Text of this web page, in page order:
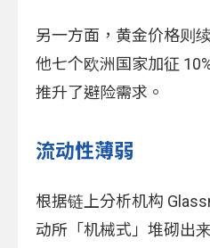
另一方面，黄金价格则
他七个欧洲国家加征
推升了避险需求。
流动性薄弱
根据链上分析机构
动所「机械式」堆砌出